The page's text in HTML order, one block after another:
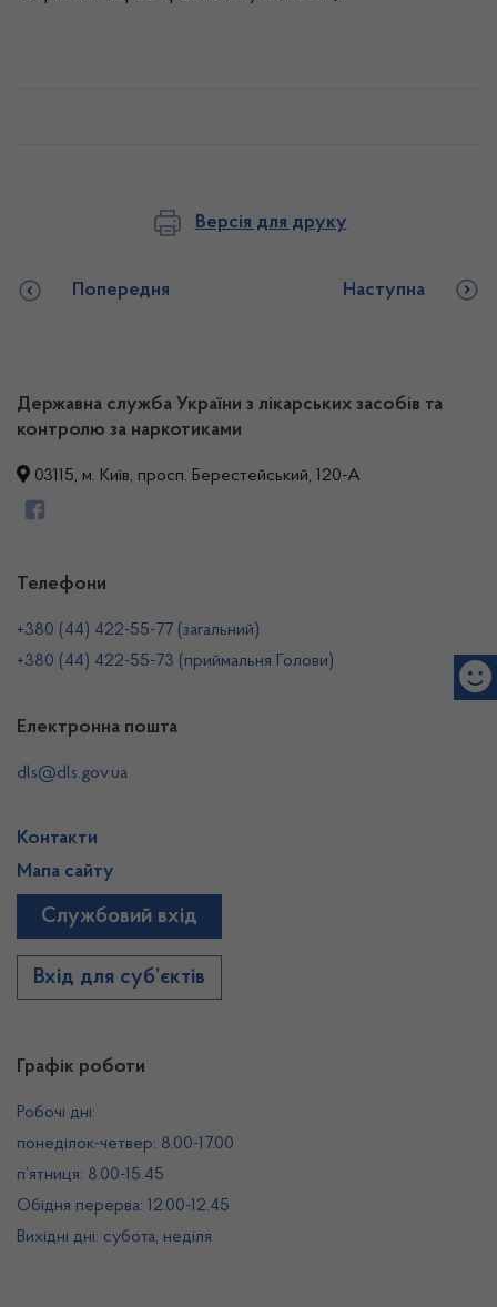
Версія для друку
Попередня Наступна
Державна служба України з лікарських засобів та
контролю за наркотиками
03115, м. Київ, просп. Берестейський, 120-А
Графік роботи
Робочі дні:
понеділок-четвер: 8.00-17.00
п’ятниця: 8.00-15.45
Обідня перерва: 12.00-12.45
Вихідні дні: субота, неділя
Телефони
+380 (44) 422-55-77 (загальний)
+380 (44) 422-55-73 (приймальня Голови)
Електронна пошта
dls@dls.gov.ua
Контакти
Мапа сайту
Службовий вхід
Вхід для суб’єктів